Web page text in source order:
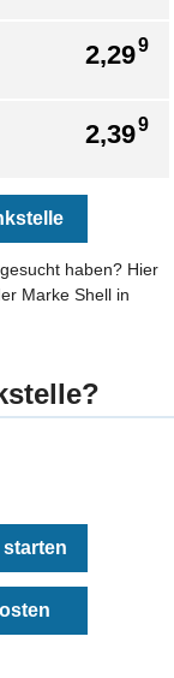
2,299
2,399
haben? Hier
Marke Shell in
starten